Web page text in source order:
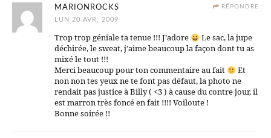
RÉPONDRE
MARIONROCKS
LUN 20 AVR, 2009
Trop trop géniale ta tenue !!! J’adore
Le sac, la jupe
déchirée, le sweat, j’aime beaucoup la façon dont tu as
mixé le tout !!!
Merci beaucoup pour ton commentaire au fait
Et
non non tes yeux ne te font pas défaut, la photo ne
rendait pas justice à Billy ( <3 ) à cause du contre jour, il
est marron très foncé en fait !!!! Voiloute !
Bonne soirée !!